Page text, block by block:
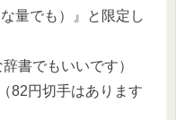
量でも）』と限定し
書でもいいです）
82円切手はあります